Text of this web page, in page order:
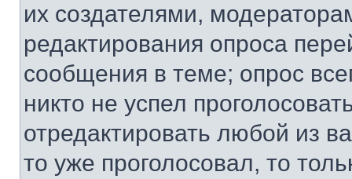
их создателями,
редактирования опроса
сообщения в теме; опрос
никто не успел
отредактировать любой из
то уже проголосовал, то